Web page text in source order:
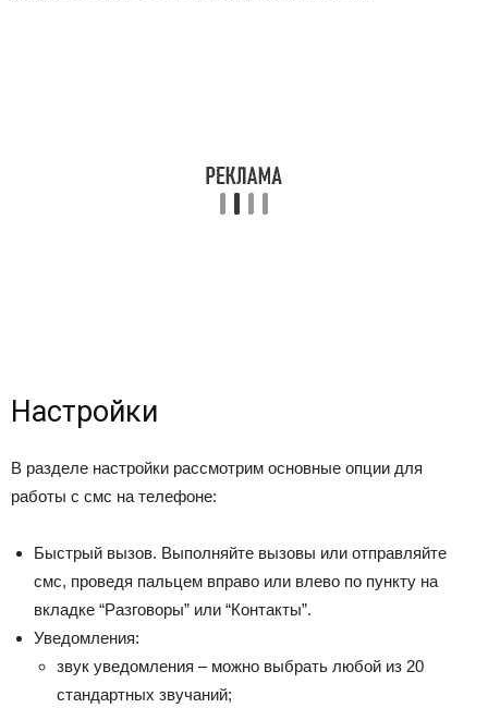
Настройки
В разделе настройки рассмотрим основные опции для
работы с смс на телефоне:
Быстрый вызов. Выполняйте вызовы или отправляйте
смс, проведя пальцем вправо или влево по пункту на
вкладке “Разговоры” или “Контакты”.
Уведомления:
звук уведомления – можно выбрать любой из 20
стандартных звучаний;